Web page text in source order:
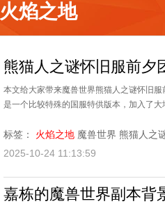
火焰之地
熊猫人之谜怀旧服前夕
本文给大家带来魔兽世界熊猫人之谜怀旧
是一个比较特殊的国服特供版本，加入了
标签： 火焰之地 魔兽世界 熊猫人之
2025-10-24 11:13:59
嘉栋的魔兽世界副本背